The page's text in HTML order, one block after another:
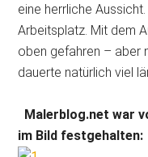
eine herrliche
Arbeitsplatz. Mit dem
oben gefahren – aber
dauerte natürlich viel
Malerblog.net war
im Bild festgehalten: